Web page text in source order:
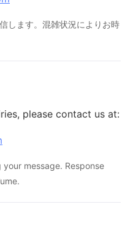
します。混雑状況によりお時
please contact us at:
message. Response